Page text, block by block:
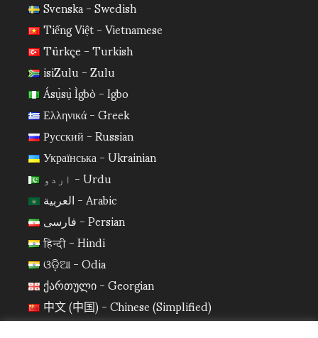
Svenska - Swedish
Tiếng Việt - Vietnamese
Türkçe - Turkish
isiZulu - Zulu
Ásụ̀sụ̀ Ìgbò - Igbo
Ελληνικά - Greek
Русский - Russian
Українська - Ukrainian
اردو - Urdu
العربية - Arabic
فارسی - Persian
हिन्दी - Hindi
ଓଡ଼ିଆ - Odia
ქართული - Georgian
中文 (中国) - Chinese (Simplified)
日本語 - Japanese